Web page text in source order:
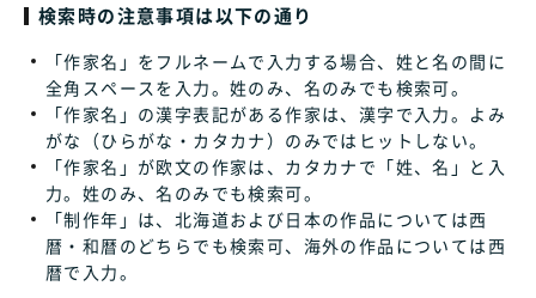
検索時の注意事項は以下の通り
「作家名」をフルネームで入力する場合、姓と名の間に
全角スペースを入力。姓のみ、名のみでも検索可。
「作家名」の漢字表記がある作家は、漢字で入力。よみ
がな（ひらがな・カタカナ）のみではヒットしない。
「作家名」が欧文の作家は、カタカナで「姓、名」と入
力。姓のみ、名のみでも検索可。
「制作年」は、北海道および日本の作品については西
暦・和暦のどちらでも検索可、海外の作品については西
暦で入力。